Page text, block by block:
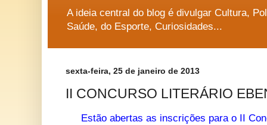
A ideia central do blog é divulgar Cultura,
Saúde, do Esporte, Curiosidades...
sexta-feira, 25 de janeiro de 2013
II CONCURSO LITERÁRIO
Estão abertas as inscrições para o II